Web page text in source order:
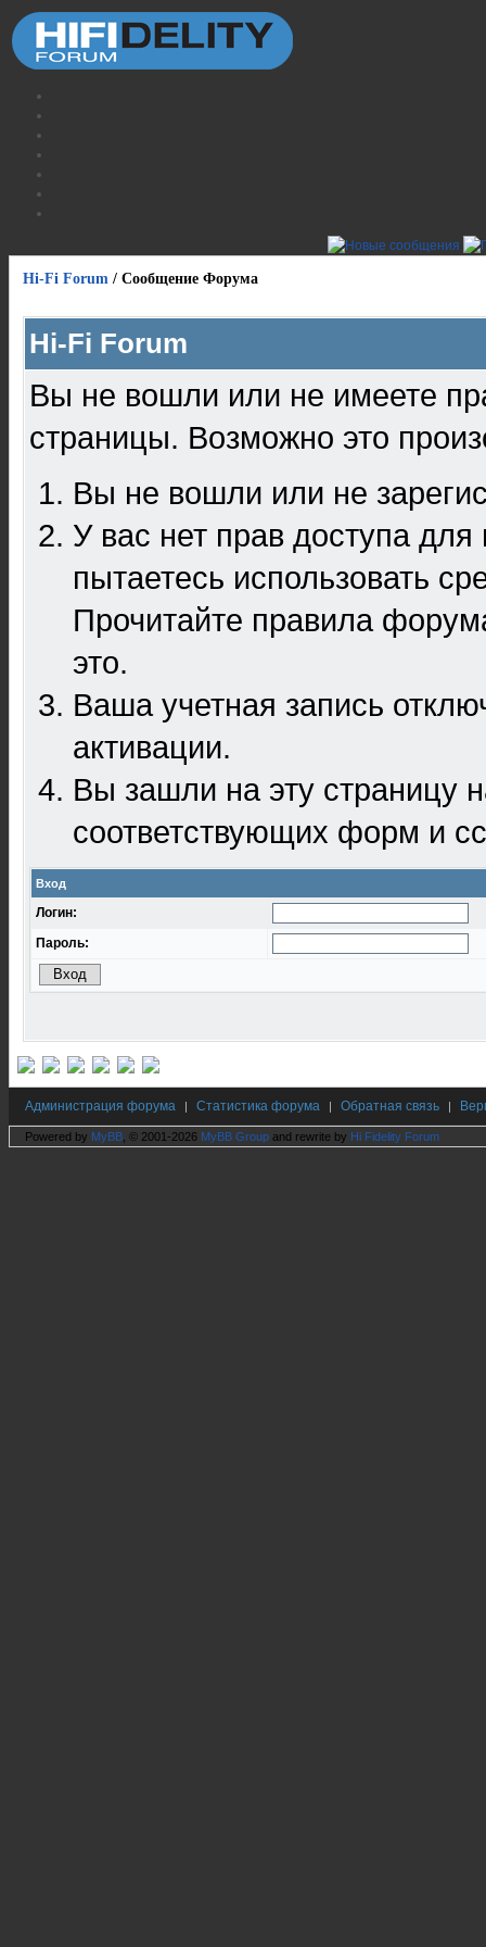
Hi-Fi Forum / Сообщение Форума
Hi-Fi Forum
Вы не вошли или не имеете
страницы. Возможно это
Вы не вошли или не
У вас нет прав доступа
пытаетесь использовать
Прочитайте правила
это.
Ваша учетная запись
активации.
Вы зашли на эту
соответствующих форм и
Вход
Логин:
Пароль:
Администрация форума | Статистика форума | Обратная связь |
Powered by MyBB , © 2001-2026 MyBB Group and rewrite by Hi Fidelity Forum